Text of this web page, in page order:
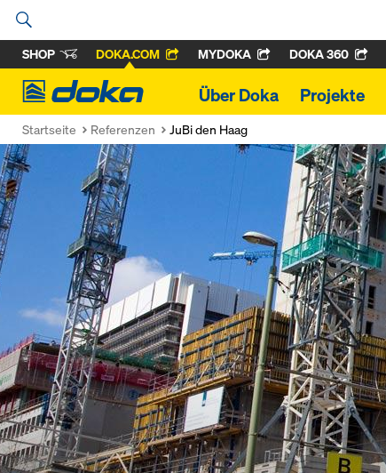
SHOP DOKA.COM MYDOKA DOKA 360
Doka
Über Doka Projekte
Startseite Referenzen JuBi den Haag